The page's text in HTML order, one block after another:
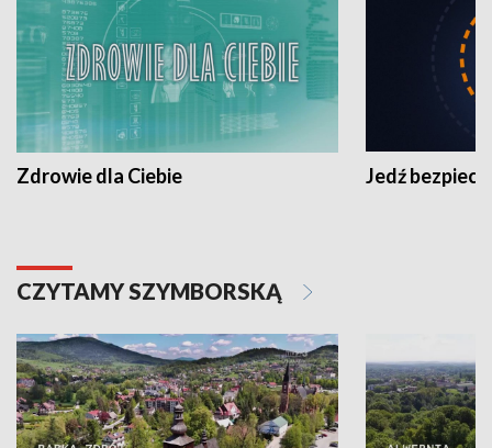
Zdrowie dla Ciebie Jedź
CZYTAMY SZYMBORSKĄ